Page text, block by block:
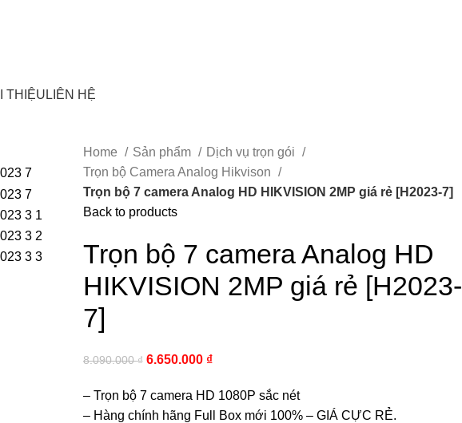
THIỆU LIÊN HỆ
Home Sản phẩm
Dịch vụ trọn gói
Trọn bộ Camera Analog Hikvison
Trọn bộ 7 camera Analog HD HIKVISION 2MP giá rẻ [H2023-7]
Back to products
Trọn bộ 7 camera Analog HD
HIKVISION 2MP giá rẻ [H2023-
7]
8.090.000₫ 6.650.000 ₫
– Trọn bộ 7 camera HD 1080P sắc nét
– Hàng chính hãng Full Box mới 100% – GIÁ CỰC RẺ.